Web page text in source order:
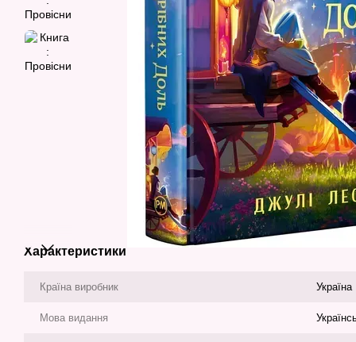
Характеристики
Країна виробник Україна
Мова видання